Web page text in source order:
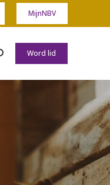
MijnNBV
Word lid